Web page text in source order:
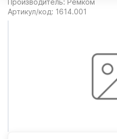
Производитель: Ремком
Артикул/код: 1614.001